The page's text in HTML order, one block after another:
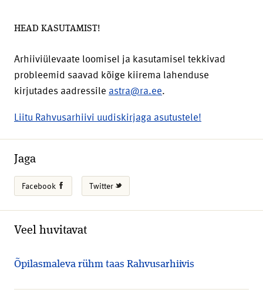
HEAD KASUTAMIST!
Arhiiviülevaate loomisel ja kasutamisel tekkivad
probleemid saavad kõige kiirema lahenduse
kirjutades aadressile astra@ra.ee.
Liitu Rahvusarhiivi uudiskirjaga asutustele!
Jaga
Facebook Twitter
Veel huvitavat
Õpilasmaleva rühm taas Rahvusarhiivis